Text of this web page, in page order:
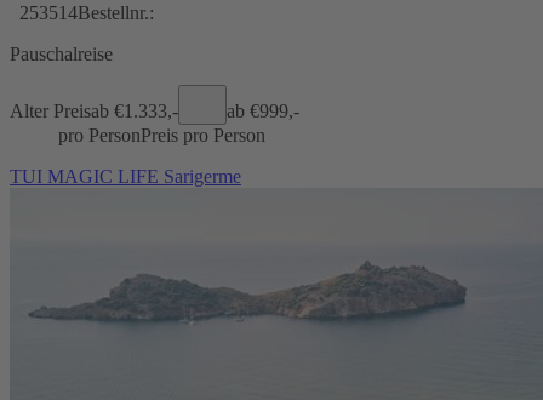
253514Bestellnr.:
Pauschalreise
Alter Preisab €1.333,- ab €999,-
pro PersonPreis pro Person
TUI MAGIC LIFE Sarigerme